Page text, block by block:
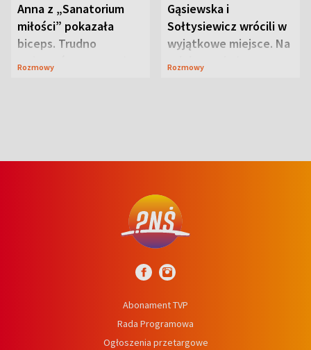
Anna z „Sanatorium
miłości” pokazała
biceps. Trudno
uwierzyć, co przeszła
Rozmowy
Gąsiewska i
Sołtysiewicz wrócili w
wyjątkowe miejsce. Na
szlaku czekał
Rozmowy
Abonament TVP
Rada Programowa
Ogłoszenia przetargowe